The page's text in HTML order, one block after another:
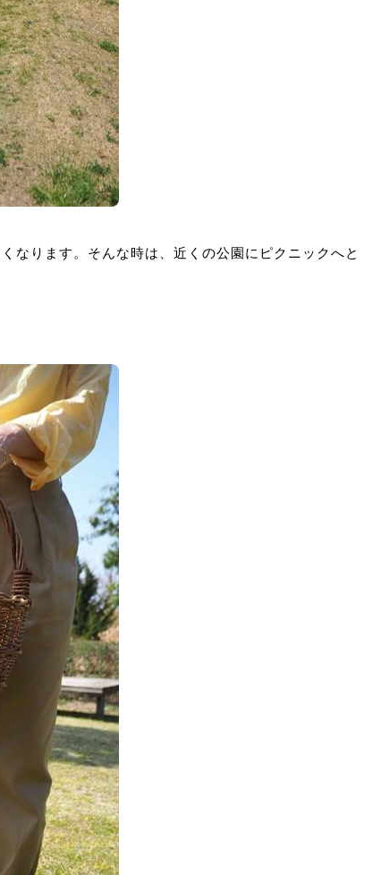
なります。そんな時は、近くの公園にピクニックへと